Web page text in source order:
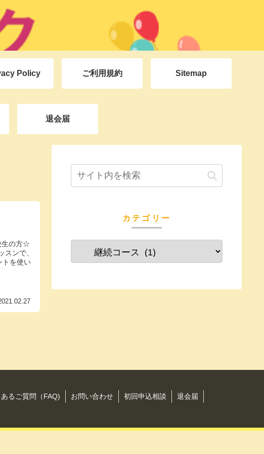
Policy ご利用規約 Sitemap
退会届
生の方☆
ンで、
トを使い
カテゴリー
るご質問（FAQ) お問い合わせ 初回申込相談 退会届